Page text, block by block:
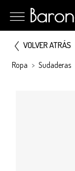
VOLVER ATRÁS
Ropa Sudaderas